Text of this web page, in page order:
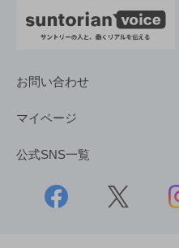
お問い合わせ
マイページ
公式SNS一覧